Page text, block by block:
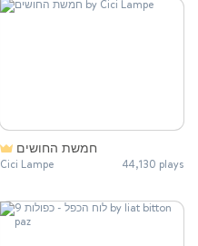
חמשת החושים
Cici Lampe 44,130 plays